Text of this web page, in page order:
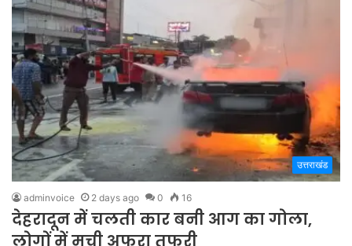
उत्तराखंड
adminvoice 2 days ago 0 16
देहरादून में चलती कार बनी आग का गोला,
लोगों में मची अफरा तफरी